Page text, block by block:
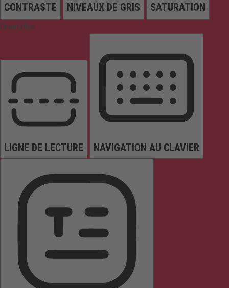
CONTRASTE NIVEAUX DE GRIS SATURATION
Orientation
LIGNE DE LECTURE NAVIGATION AU CLAVIER